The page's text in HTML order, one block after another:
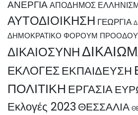
ΑΝΕΡΓΙΑΑΠΟΔΗΜΟΣ
ΑΥΤΟΔΙΟΙΚΗΣΗ ΓΕΩΡΓΙΑ
ΔΗΜΟΚΡΑΤΙΚΟ ΦΟΡΟΥΜ ΠΡΟΟΔΟΥ
ΔΙΚΑΙΟΣΥΝΗ
ΕΚΛΟΓΕΣΕΚΠΑΙΔΕΥΣΗ
ΠΟΛΙΤΙΚΗ ΕΡΓΑΣΙΑ
Εκλογές 2023 ΘΕΣΣΑΛΙΑ